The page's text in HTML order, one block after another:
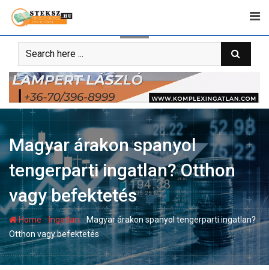
content
Magyar árakon spanyol
tengerparti ingatlan? Otthon
vagy befektetés
Home-Ingatlan-Magyar árakon spanyol tengerparti ingatlan?
Otthon vagy befektetés